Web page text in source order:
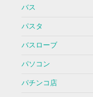
バス
パスタ
バスローブ
パソコン
パチンコ店